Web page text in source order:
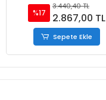
%17
3.440,40 TL
2.867,00 TL
Sepete Ekle